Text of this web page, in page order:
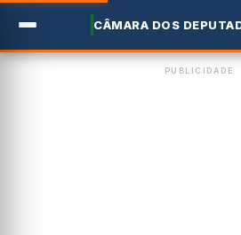
CÂMARA DOS
PUBLICIDADE